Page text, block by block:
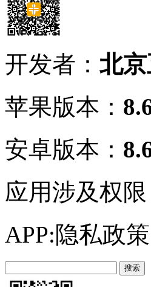
开发者： 北
苹果版本：
安卓版本：
应用涉及权限
APP:隐私政策